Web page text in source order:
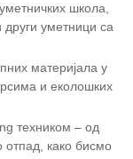
школа,
други уметници са
материјала у
и еколошких
техником – од
отпад, како бисмо